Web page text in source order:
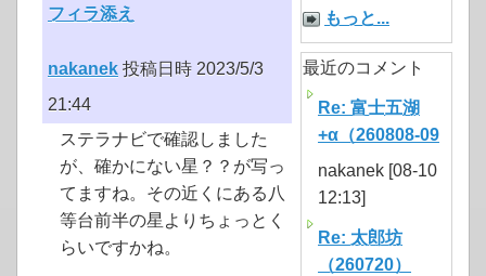
フィラ添え
nakanek 投稿日時 2023/5/3
21:44
ステラナビで確認しました
が、確かにない星？？が写っ
てますね。その近くにある八
等台前半の星よりちょっとく
らいですかね。
もっと...
最近のコメント
Re: 富士五湖
+α（260808-09
nakanek [08-10
12:13]
Re: 太郎坊
（260720）